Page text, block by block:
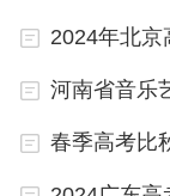
高考模式。由
考”，俗称“小
关于学考和春
2024年北京